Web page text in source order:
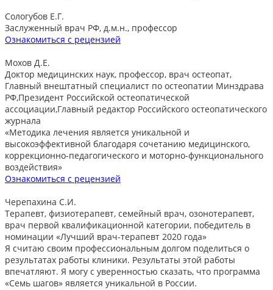
Сологубов Е.Г.
Заслуженный врач РФ, д.м.н., профессор
Ознакомиться с рецензией
Мохов Д.Е.
Доктор медицинских наук, профессор, врач остеопат,
Главный внештатный специалист по остеопатии Минздрава
РФ,Президент Российской остеопатической
ассоциации,Главный редактор Российского остеопатического
журнала
«Методика лечения является уникальной и
высокоэффективной благодаря сочетанию медицинского,
коррекционно-педагогического и моторно-функционального
воздействия»
Ознакомиться с рецензией
Черепахина С.И.
Терапевт, физиотерапевт, семейный врач, озонотерапевт,
врач первой квалификационной категории, победитель в
номинации «Лучший врач-терапевт 2020 года»
Я считаю своим профессиональным долгом поделиться о
результатах работы клиники. Результаты этой работы
впечатляют. Я могу с уверенностью сказать, что программа
«Семь шагов» является уникальной в России.